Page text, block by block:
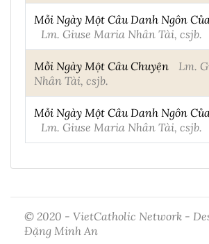
Mỗi Ngày Một Câu Danh Ngôn
Lm. Giuse Maria Nhân Tài, csjb.
Mỗi Ngày Một Câu Chuyện
Lm.
Nhân Tài, csjb.
Mỗi Ngày Một Câu Danh Ngôn
Lm. Giuse Maria Nhân Tài, csjb.
© 2020 - VietCatholic Network -
Đặng Minh An